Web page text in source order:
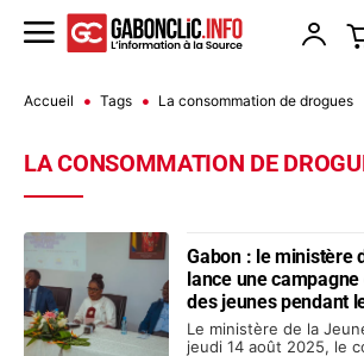
Accueil Tags La consommation de drogues
LA CONSOMMATION DE
Gabon : le ministère
lance une
des jeunes pendant
Le ministère de la
jeudi 14 août 2025, le